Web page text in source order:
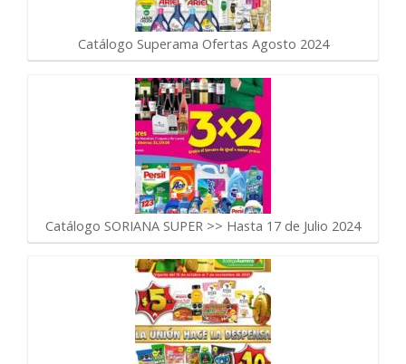
Catálogo Superama Ofertas Agosto 2024
Catálogo SORIANA SUPER >> Hasta 17 de Julio 2024